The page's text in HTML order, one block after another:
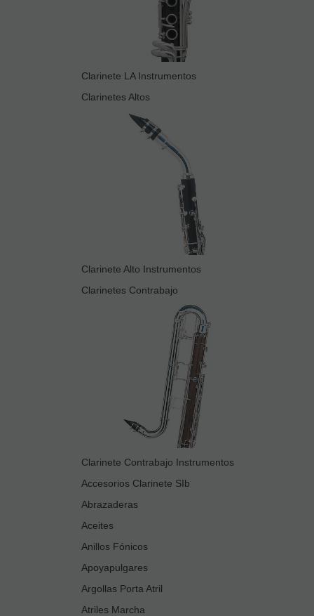
Clarinete LA Instrumentos
Clarinetes Altos
Clarinete Alto Instrumentos
Clarinetes Contrabajo
Clarinete Contrabajo Instrumentos
Accesorios Clarinete SIb
Abrazaderas
Aceites
Anillos Fónicos
Apoyapulgares
Argollas Porta Atril
Atriles Marcha